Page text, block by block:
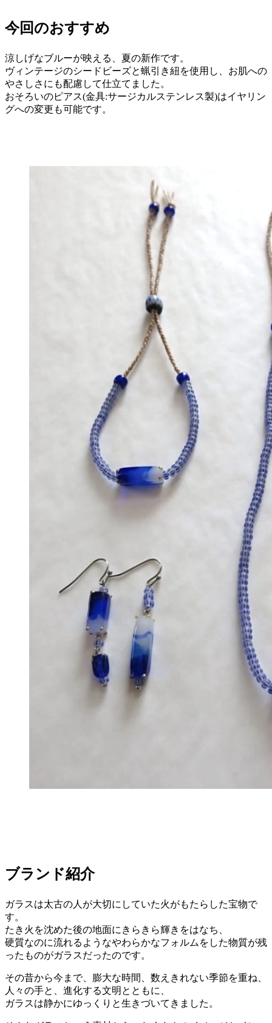
今回のおすすめ
涼しげなブルーが映える、夏の新作です。
ヴィンテージのシードビーズと蝋引き紐を使用し、お肌への
やさしさにも配慮して仕立てました。
おそろいのピアス(金具:サージカルステンレス製)はイヤリン
グへの変更も可能です。
ブランド紹介
ガラスは太古の人が大切にしていた火がもたらした宝物で
す。
たき火を沈めた後の地面にきらきら輝きをはなち、
硬質なのに流れるようなやわらかなフォルムをした物質が残
ったものがガラスだったのです。
その昔から今まで、膨大な時間、数えきれない季節を重ね、
人々の手と、進化する文明とともに、
ガラスは静かにゆっくりと生きづいてきました。